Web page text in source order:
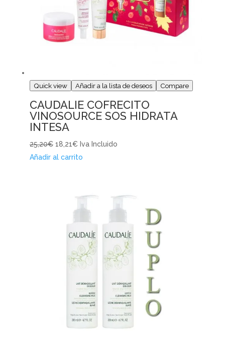
Quick view Añadir a la lista de deseos Compare
CAUDALIE COFRECITO
VINOSOURCE SOS HIDRATA
INTESA
25,20€ 18,21€ Iva Incluido
Añadir al carrito